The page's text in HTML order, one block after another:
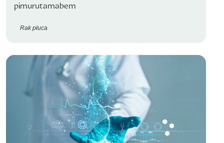
pimurutamabem
Rak płuca